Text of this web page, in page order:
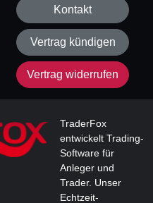
Kontakt
Vertrag kündigen
Vertrag widerrufen
TraderFox
entwickelt Trading-
Software für
Anleger und
Trader. Unser
Echtzeit-